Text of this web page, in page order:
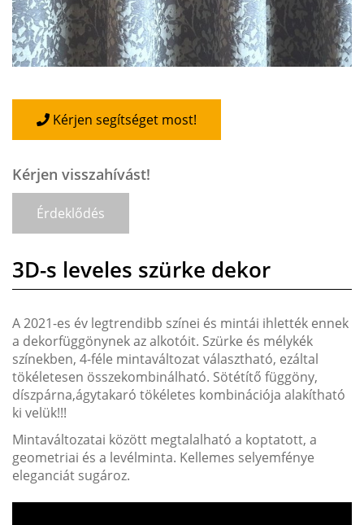
Kérjen segítséget most!
Kérjen visszahívást!
Érdeklődés
3D-s leveles szürke dekor
A 2021-es év legtrendibb színei és mintái ihlették ennek
a dekorfüggönynek az alkotóit. Szürke és mélykék
színekben, 4-féle mintaváltozat választható, ezáltal
tökéletesen összekombinálható. Sötétítő függöny,
díszpárna,ágytakaró tökéletes kombinációja alakítható
ki velük!!!
Mintaváltozatai között megtalalható a koptatott, a
geometriai és a levélminta. Kellemes selyemfénye
eleganciát sugároz.